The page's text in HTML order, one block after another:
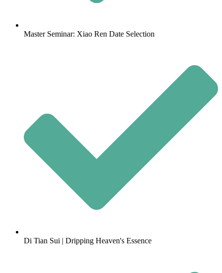
Master Seminar: Xiao Ren Date Selection
Di Tian Sui | Dripping Heaven's Essence